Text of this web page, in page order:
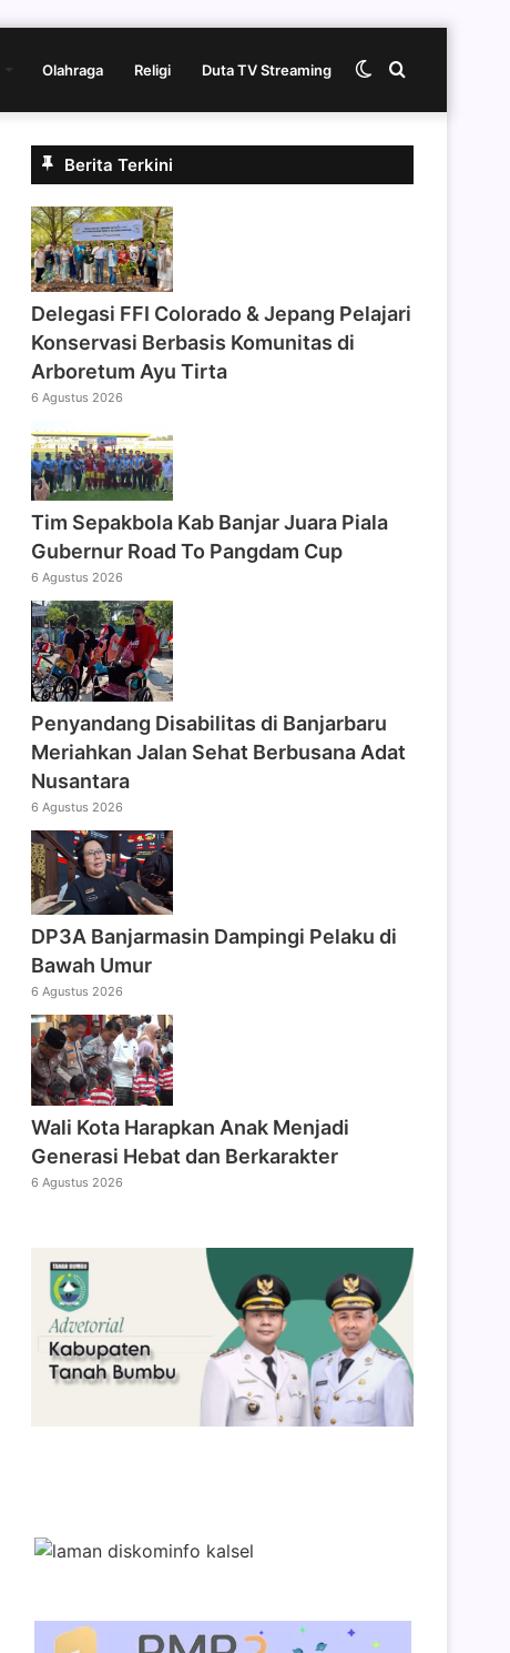
Olahraga Religi Duta TV Streaming Cari
Switch
Berita Terkini
Delegasi FFI Colorado & Jepang Pelajari
Konservasi Berbasis Komunitas di
Arboretum Ayu Tirta
6 Agustus 2026
Tim Sepakbola Kab Banjar Juara Piala
Gubernur Road To Pangdam Cup
6 Agustus 2026
Penyandang Disabilitas di Banjarbaru
Meriahkan Jalan Sehat Berbusana Adat
Nusantara
6 Agustus 2026
DP3A Banjarmasin Dampingi Pelaku di
Bawah Umur
6 Agustus 2026
Wali Kota Harapkan Anak Menjadi
Generasi Hebat dan Berkarakter
6 Agustus 2026